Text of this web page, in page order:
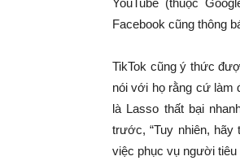
YouTube (thuộc
Facebook cũng thông
TikTok cũng ý thức
nói với họ rằng cứ làm
là Lasso thất bại
trước, “Tuy nhiên,
việc phục vụ người tiêu